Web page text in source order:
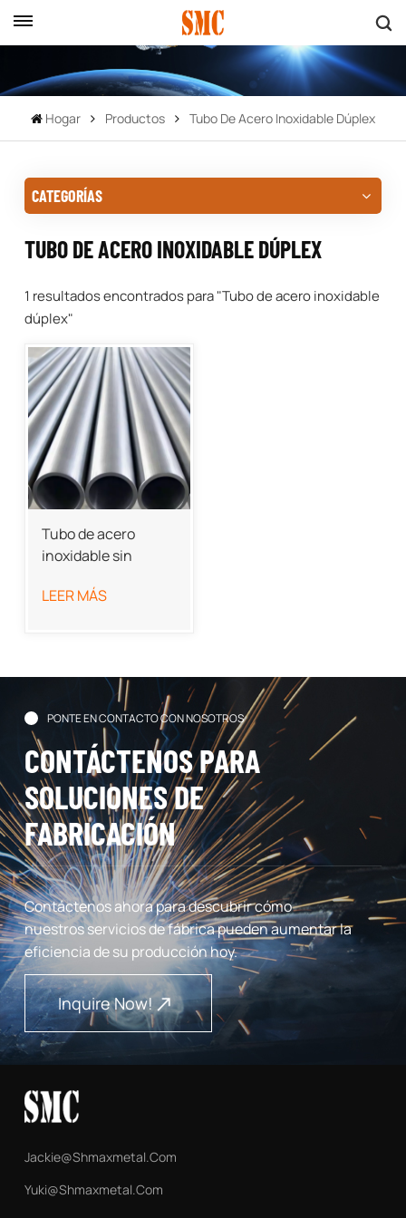
Hogar Productos Tubo De Acero Inoxidable Dúplex
CATEGORÍAS
TUBO DE ACERO INOXIDABLE DÚPLEX
1 resultados encontrados para "Tubo de acero inoxidable
dúplex"
Tubo de acero
inoxidable sin
LEER MÁS
PONTE EN CONTACTO CON NOSOTROS
CONTÁCTENOS PARA
SOLUCIONES DE
FABRICACIÓN
Contáctenos ahora para descubrir cómo
nuestros servicios de fábrica pueden aumentar la
eficiencia de su producción hoy.
Inquire Now!
Jackie@shmaxmetal.com
Yuki@shmaxmetal.com